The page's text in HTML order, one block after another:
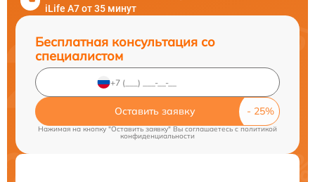
iLife A7 от 35 минут
Бесплатная консультация со
специалистом
Оставить заявку
Нажимая на кнопку "Оставить заявку" Вы соглашаетесь c политикой
конфиденциальности